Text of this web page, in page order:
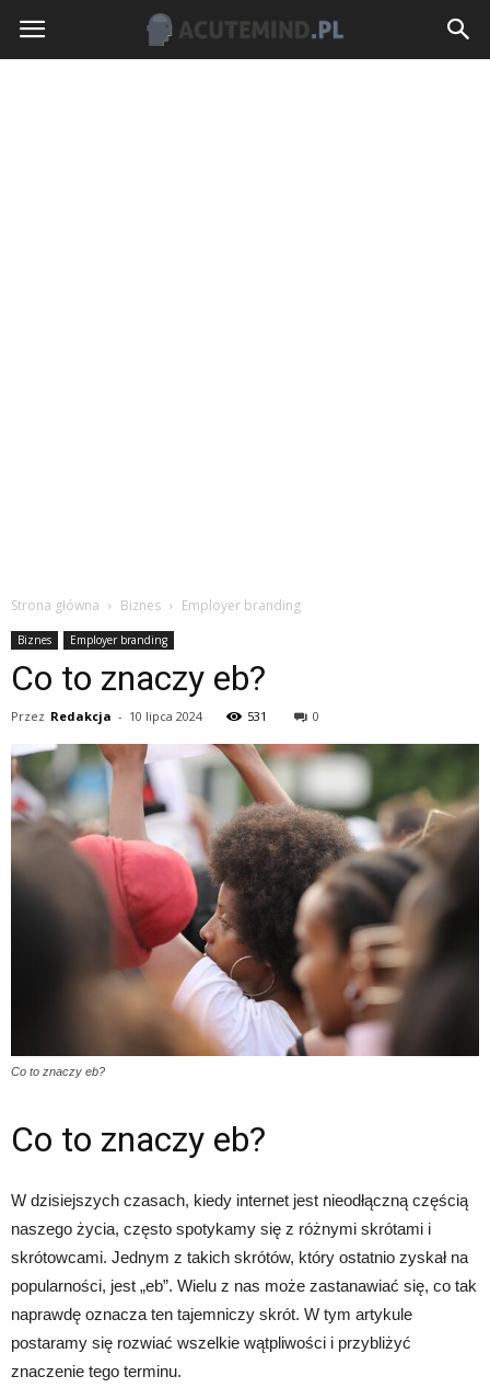
Strona główna Biznes Employer branding
Biznes Employer branding
Co to znaczy eb?
Przez Redakcja - 10 lipca 2024 531 0
Co to znaczy eb?
Co to znaczy eb?
W dzisiejszych czasach, kiedy internet jest nieodłączną częścią
naszego życia, często spotykamy się z różnymi skrótami i
skrótowcami. Jednym z takich skrótów, który ostatnio zyskał na
popularności, jest „eb”. Wielu z nas może zastanawiać się, co tak
naprawdę oznacza ten tajemniczy skrót. W tym artykule
postaramy się rozwiać wszelkie wątpliwości i przybliżyć
znaczenie tego terminu.